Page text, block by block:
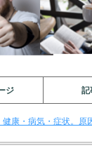
ジ 記
健康・病気・症状。原